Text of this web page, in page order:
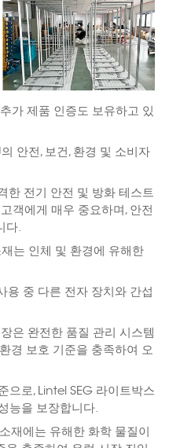
가 제품 인증도 보유하고 있
안전, 보건, 환경 및 소비자
한 전기 안전 및 방화 테스트
객에게 매우 중요하며, 안전
다.
는 인체 및 환경에 유해한
용 중 다른 전자 장치와 간섭
은 완전한 품질 관리 시스템
경 보호 기준을 충족하여 오
으로, Lintel SEG 라이트박스
능을 보장합니다.
재에는 유해한 화학 물질이